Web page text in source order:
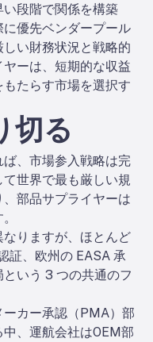
段階で関係を構築
優先ベンダープール
い財務状況と戦略的
ーは、短期的な収益
たらす市場を選択す
切る
、市場参入戦略は完
世界で最も厳しい規
部品サプライヤーは
りますが、ほとんど
証、欧州の EASA 承
いう 3 つの共通のフ
カー承認（PMA）部
、運航会社はOEM部